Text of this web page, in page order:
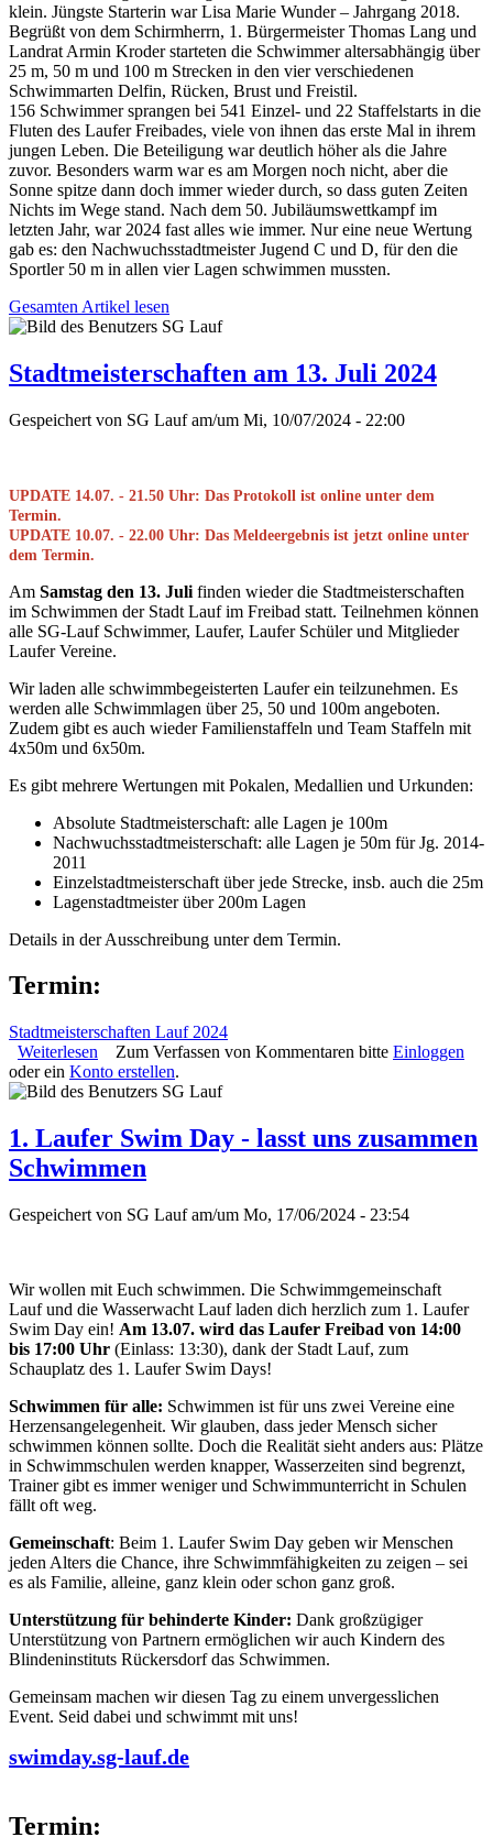
klein. Jüngste Starterin war Lisa Marie Wunder – Jahrgang 2018.
Begrüßt von dem Schirmherrn, 1. Bürgermeister Thomas Lang und
Landrat Armin Kroder starteten die Schwimmer altersabhängig über
25 m, 50 m und 100 m Strecken in den vier verschiedenen
Schwimmarten Delfin, Rücken, Brust und Freistil.
156 Schwimmer sprangen bei 541 Einzel- und 22 Staffelstarts in die
Fluten des Laufer Freibades, viele von ihnen das erste Mal in ihrem
jungen Leben. Die Beteiligung war deutlich höher als die Jahre
zuvor. Besonders warm war es am Morgen noch nicht, aber die
Sonne spitze dann doch immer wieder durch, so dass guten Zeiten
Nichts im Wege stand. Nach dem 50. Jubiläumswettkampf im
letzten Jahr, war 2024 fast alles wie immer. Nur eine neue Wertung
gab es: den Nachwuchsstadtmeister Jugend C und D, für den die
Sportler 50 m in allen vier Lagen schwimmen mussten.
Gesamten Artikel lesen
Stadtmeisterschaften am 13. Juli 2024
Gespeichert von SG Laufam/um Mi, 10/07/2024 - 22:00
UPDATE 14.07. - 21.50 Uhr: Das Protokoll ist online unter dem
Termin.
UPDATE 10.07. - 22.00 Uhr: Das Meldeergebnis ist jetzt online unter
dem Termin.
Am Samstag den 13. Juli finden wieder die Stadtmeisterschaften
im Schwimmen der Stadt Lauf im Freibad statt. Teilnehmen können
alle SG-Lauf Schwimmer, Laufer, Laufer Schüler und Mitglieder
Laufer Vereine.
Wir laden alle schwimmbegeisterten Laufer ein teilzunehmen. Es
werden alle Schwimmlagen über 25, 50 und 100m angeboten.
Zudem gibt es auch wieder Familienstaffeln und Team Staffeln mit
4x50m und 6x50m.
Es gibt mehrere Wertungen mit Pokalen, Medallien und Urkunden:
Absolute Stadtmeisterschaft: alle Lagen je 100m
Nachwuchsstadtmeisterschaft: alle Lagen je 50m für Jg. 2014-
2011
Einzelstadtmeisterschaft über jede Strecke, insb. auch die 25m
Lagenstadtmeister über 200m Lagen
Details in der Ausschreibung unter dem Termin.
Termin:
Stadtmeisterschaften Lauf 2024
Weiterlesen über Stadtmeisterschaften am 13. Juli 2024
Zum Verfassen von Kommentaren bitte Einloggen
oder ein Konto erstellen.
1. Laufer Swim Day - lasst uns zusammen
Schwimmen
Gespeichert von SG Laufam/um Mo, 17/06/2024 - 23:54
Wir wollen mit Euch schwimmen. Die Schwimmgemeinschaft
Lauf und die Wasserwacht Lauf laden dich herzlich zum 1. Laufer
Swim Day ein! Am 13.07. wird das Laufer Freibad von 14:00
bis 17:00 Uhr (Einlass: 13:30), dank der Stadt Lauf, zum
Schauplatz des 1. Laufer Swim Days!
Schwimmen für alle: Schwimmen ist für uns zwei Vereine eine
Herzensangelegenheit. Wir glauben, dass jeder Mensch sicher
schwimmen können sollte. Doch die Realität sieht anders aus: Plätze
in Schwimmschulen werden knapper, Wasserzeiten sind begrenzt,
Trainer gibt es immer weniger und Schwimmunterricht in Schulen
fällt oft weg.
Gemeinschaft: Beim 1. Laufer Swim Day geben wir Menschen
jeden Alters die Chance, ihre Schwimmfähigkeiten zu zeigen – sei
es als Familie, alleine, ganz klein oder schon ganz groß.
Unterstützung für behinderte Kinder: Dank großzügiger
Unterstützung von Partnern ermöglichen wir auch Kindern des
Blindeninstituts Rückersdorf das Schwimmen.
Gemeinsam machen wir diesen Tag zu einem unvergesslichen
Event. Seid dabei und schwimmt mit uns!
swimday.sg-lauf.de
Termin: